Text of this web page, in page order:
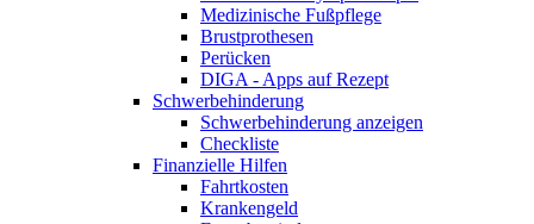
Medizinische Fußpflege
Brustprothesen
Perücken
DIGA - Apps auf Rezept
Schwerbehinderung
Schwerbehinderung anzeigen
Checkliste
Finanzielle Hilfen
Fahrtkosten
Krankengeld